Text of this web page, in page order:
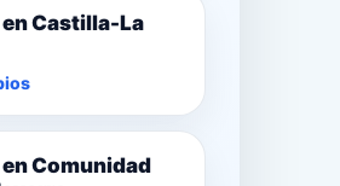
Castilla-La
Comunidad